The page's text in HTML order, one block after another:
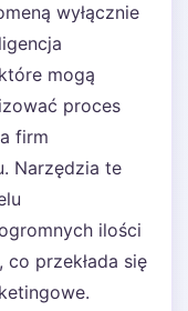
wyłącznie
mogą
proces
firm
Narzędzia te
ilości
przekłada się